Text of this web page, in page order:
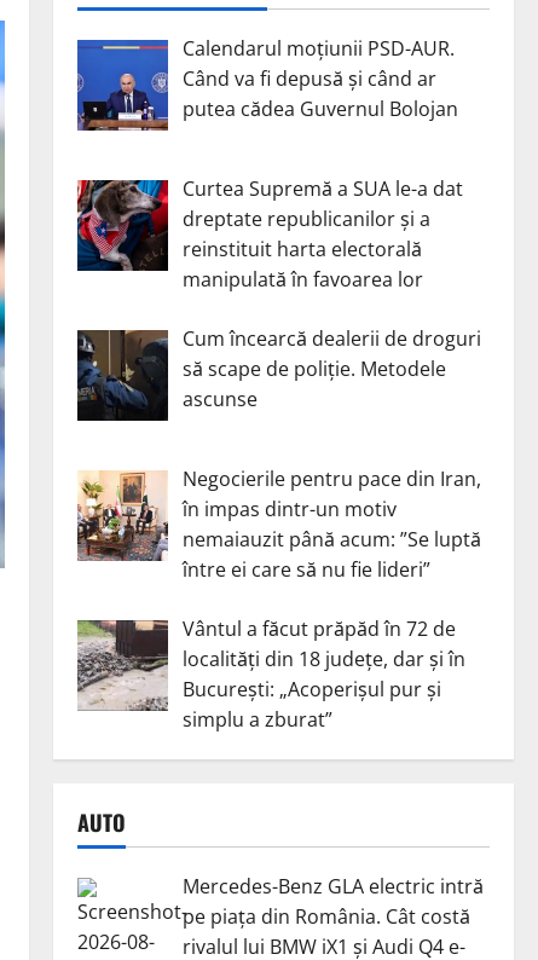
Calendarul moțiunii PSD-AUR.
Când va fi depusă și când ar
putea cădea Guvernul Bolojan
Curtea Supremă a SUA le-a dat
dreptate republicanilor și a
reinstituit harta electorală
manipulată în favoarea lor
Cum încearcă dealerii de droguri
să scape de poliție. Metodele
ascunse
Negocierile pentru pace din Iran,
în impas dintr-un motiv
nemaiauzit până acum: ”Se luptă
între ei care să nu fie lideri”
Vântul a făcut prăpăd în 72 de
localități din 18 județe, dar și în
București: „Acoperișul pur și
simplu a zburat”
AUTO
Mercedes-Benz GLA electric intră
pe piața din România. Cât costă
rivalul lui BMW iX1 și Audi Q4 e-